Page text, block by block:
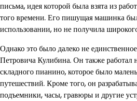
письма, идея которой была взята из
того времени. Его пишущая машинка
использовании, но не получила
Однако это было далеко не
Петровича Кулибина. Он также работал
складного пианино, которое было
путешествий. Кроме того, он
подъемники, часы, гравюры и другие